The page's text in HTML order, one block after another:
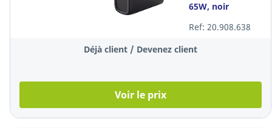
65W, noir
Ref: 20.908.638
Déjà client / Devenez client
Voir le prix